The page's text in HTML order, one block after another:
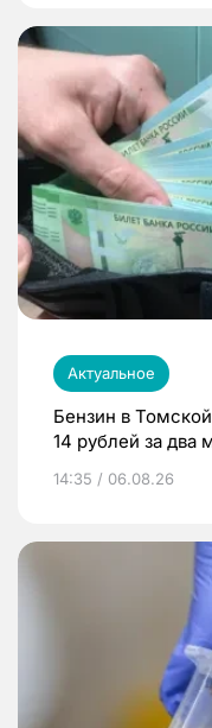
Актуальное
Бензин в
14 рублей за два
14:35 / 06.08.26